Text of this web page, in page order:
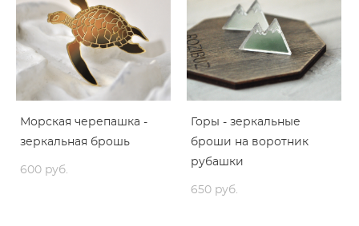
Морская черепашка -
зеркальная брошь
600 pуб.
Горы - зеркальные
броши на воротник
рубашки
650 pуб.